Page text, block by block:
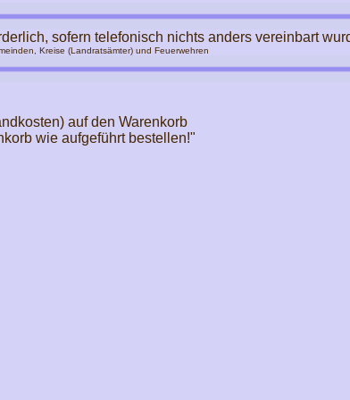
sofern telefonisch nichts anders vereinbart
Kreise (Landratsämter) und Feuerwehren
auf den Warenkorb
wie aufgeführt bestellen!"